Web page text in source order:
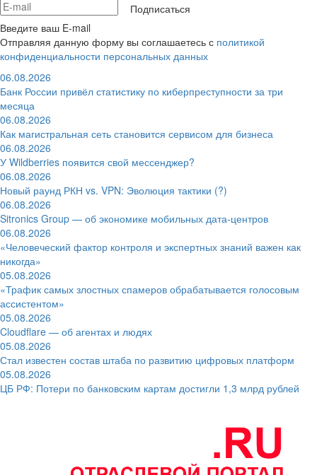
Подписаться
Введите ваш E-mail
Отправляя данную форму вы соглашаетесь с политикой
конфиденциальности персональных данных
06.08.2026
Банк России привёл статистику по киберпреступности за три
месяца
06.08.2026
Как магистральная сеть становится сервисом для бизнеса
06.08.2026
У Wildberries появится свой мессенджер?
06.08.2026
Новый раунд РКН vs. VPN: Эволюция тактики (?)
06.08.2026
Sitronics Group — об экономике мобильных дата-центров
06.08.2026
«Человеческий фактор контроля и экспертных знаний важен как
никогда»
05.08.2026
«Трафик самых злостных спамеров обрабатывается голосовым
ассистентом»
05.08.2026
Cloudflare — об агентах и людях
05.08.2026
Стал известен состав штаба по развитию цифровых платформ
05.08.2026
ЦБ РФ: Потери по банковским картам достигли 1,3 млрд рублей